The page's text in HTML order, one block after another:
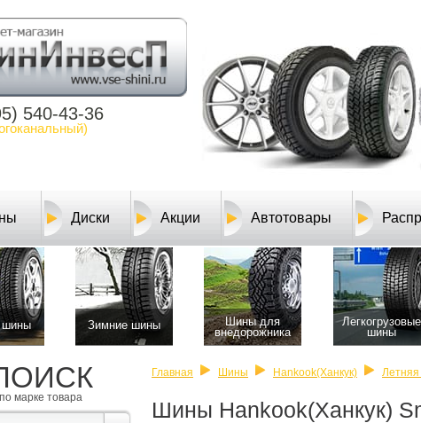
540-43-36
Диски Акции Автотовары
шины Зимние шины
Шины для
внедорожника
Легкогрузовые
шины
по марке товара
Главная Шины Hankook(Ханкук) Летняя
Шины Hankook(Ханкук)